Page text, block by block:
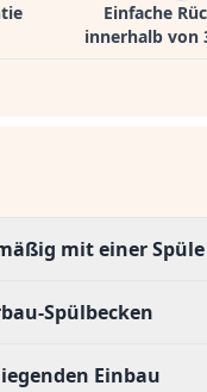
Einfache
innerhalb von
mit einer
Spülbecken
Einbau